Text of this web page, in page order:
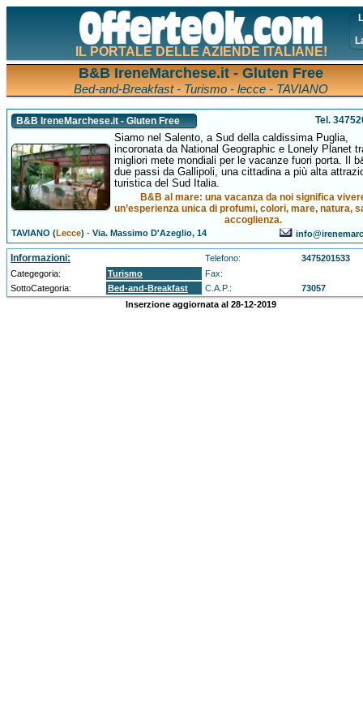
IL PORTALE DELLE AZIENDE ITALIANE!
B&B IreneMarchese.it - Gluten Free
Bed-and-Breakfast - Turismo - lecce - TAVIANO
B&B IreneMarchese.it - Gluten Free Tel.
Siamo nel Salento, a Sud della caldissima Puglia,
incoronata da National Geographic e Lonely Planet
migliori mete mondiali per le vacanze fuori porta. Il
due passi da Gallipoli, una cittadina a più alta
turistica del Sud Italia.
B&B al mare: una vacanza da noi significa
un’esperienza unica di profumi, colori, mare, natura,
accoglienza.
TAVIANO (Lecce) -Via. Massimo D'Azeglio, 14
Informazioni: Telefono:
3475201533
Categegoria:
Turismo
Fax:
SottoCategoria:
Bed-and-Breakfast C.A.P.:
73057
Inserzione aggiornata al 28-12-2019